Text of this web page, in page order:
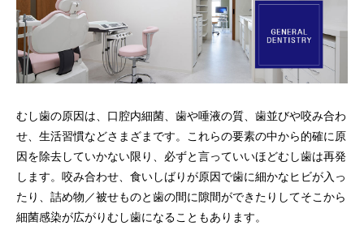
むし歯の原因は、口腔内細菌、歯や唾液の質、歯並びや咬み合わ
せ、生活習慣などさまざまです。これらの要素の中から的確に原
因を除去していかない限り、必ずと言っていいほどむし歯は再発
します。咬み合わせ、食いしばりが原因で歯に細かなヒビが入っ
たり、詰め物／被せものと歯の間に隙間ができたりしてそこから
細菌感染が広がりむし歯になることもあります。